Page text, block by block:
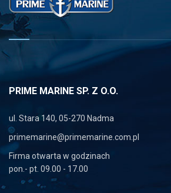
PRIME MARINE SP. Z O.O.
ul. Stara 140, 05-270 Nadma
primemarine@primemarine.com.pl
Firma otwarta w godzinach
pon.- pt. 09.00 - 17.00